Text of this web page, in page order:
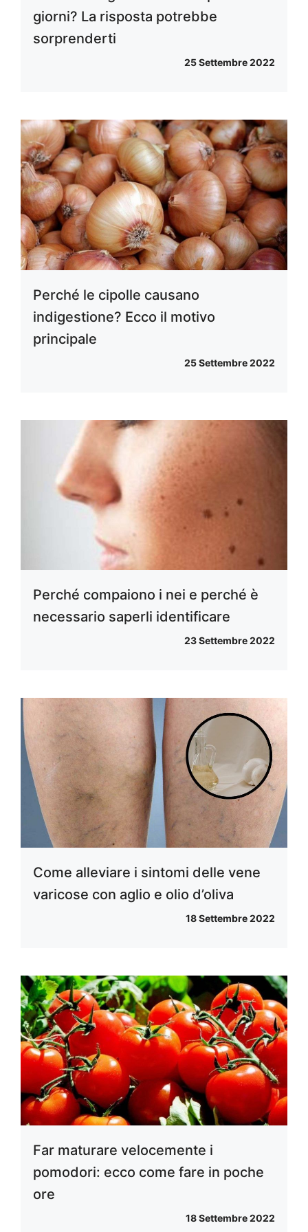
giorni? La risposta potrebbe
sorprenderti
25 Settembre 2022
Perché le cipolle causano
indigestione? Ecco il motivo
principale
25 Settembre 2022
Perché compaiono i nei e perché è
necessario saperli identificare
23 Settembre 2022
Come alleviare i sintomi delle vene
varicose con aglio e olio d’oliva
18 Settembre 2022
Far maturare velocemente i
pomodori: ecco come fare in poche
ore
18 Settembre 2022